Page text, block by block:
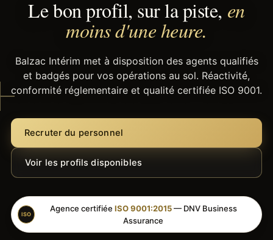
Le bon profil, sur la piste, en
moins d'une heure.
Balzac Intérim met à disposition des agents qualifiés
et badgés pour vos opérations au sol. Réactivité,
conformité réglementaire et qualité certifiée ISO 9001.
Recruter du personnel
Voir les profils disponibles
ISO
Agence certifiée ISO 9001:2015— DNV Business
Assurance